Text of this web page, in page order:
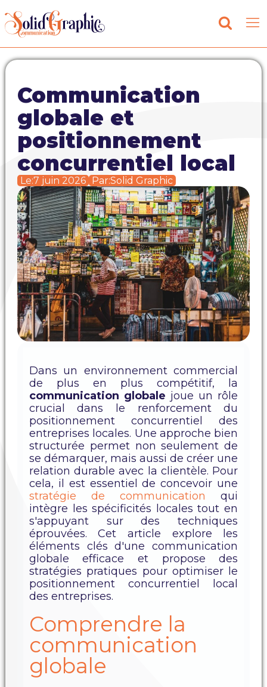
Communication
globale et
positionnement
concurrentiel local
Le:7 juin 2026 Par:Solid Graphic
Dans un environnement commercial
de plus en plus compétitif, la
communication globale joue un rôle
crucial dans le renforcement du
positionnement concurrentiel des
entreprises locales. Une approche bien
structurée permet non seulement de
se démarquer, mais aussi de créer une
relation durable avec la clientèle. Pour
cela, il est essentiel de concevoir une
stratégie de communication qui
intègre les spécificités locales tout en
s'appuyant sur des techniques
éprouvées. Cet article explore les
éléments clés d'une communication
globale efficace et propose des
stratégies pratiques pour optimiser le
positionnement concurrentiel local
des entreprises.
Comprendre la
communication
globale